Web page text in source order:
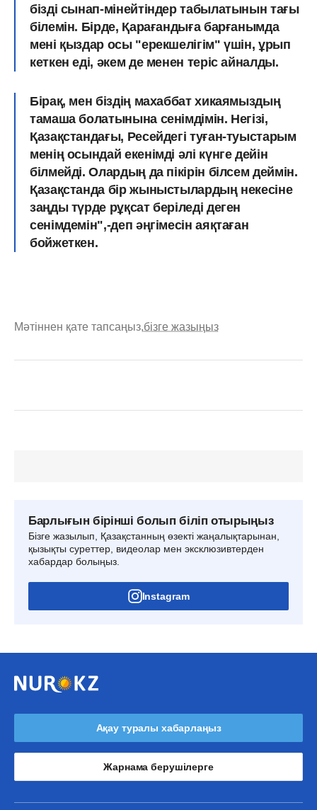
бізді сынап-мінейтіндер табылатынын тағы
білемін. Бірде, Қарағандыға барғанымда
мені қыздар осы "ерекшелігім" үшін, ұрып
кеткен еді, әкем де менен теріс айналды.
Бірақ, мен біздің махаббат хикаямыздың
тамаша болатынына сенімдімін. Негізі,
Қазақстандағы, Ресейдегі туған-туыстарым
менің осындай екенімді әлі күнге дейін
білмейді. Олардың да пікірін білсем деймін.
Қазақстанда бір жыныстылардың некесіне
заңды түрде рұқсат беріледі деген
сенімдемін",-деп әңгімесін аяқтаған
бойжеткен.
Мәтіннен қате тапсаңыз,бізге жазыңыз
Барлығын бірінші болып біліп отырыңыз
Бізге жазылып, Қазақстанның өзекті жаңалықтарынан,
қызықты суреттер, видеолар мен эксклюзивтерден
хабардар болыңыз.
Instagram
Ақау туралы хабарлаңыз
Жарнама берушілерге